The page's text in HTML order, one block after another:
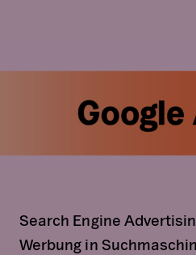
Search Engine
Werbung in